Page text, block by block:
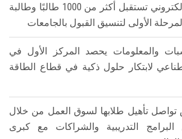
معامل التنسيق الإلكتروني تستقبل أكثر من 1000 طالبًا وطالبة
الأولى لتنسيق القبول بالجامعات
والمعلومات يحصد المركز الأول في
لابتكار حلول ذكية في قطاع الطاقة
تأهيل طلابها لسوق العمل من خلال
التدريبية والشراكات مع كبرى